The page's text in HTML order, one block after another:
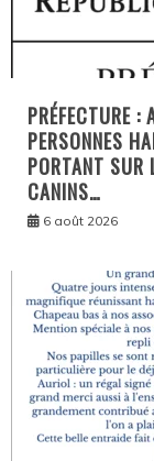
PRÉFECTURE :
PERSONNES
PORTANT SUR
CANINS…
6 août 2026